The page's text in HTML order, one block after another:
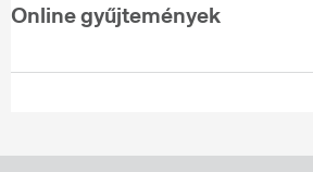
Online gyűjtemények